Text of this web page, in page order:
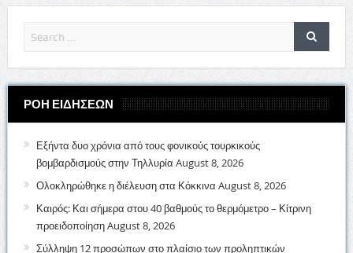
ΡΟΗ ΕΙΔΗΣΕΩΝ
Εξήντα δυο χρόνια από τους φονικούς τουρκικούς
βομβαρδισμούς στην Τηλλυρία August 8, 2026
Ολοκληρώθηκε η διέλευση στα Κόκκινα August 8, 2026
Καιρός: Και σήμερα στου 40 βαθμούς το θερμόμετρο – Κίτρινη
προειδοποίησηAugust 8, 2026
Σύλληψη 12 προσώπων στο πλαίσιο των προληπτικών